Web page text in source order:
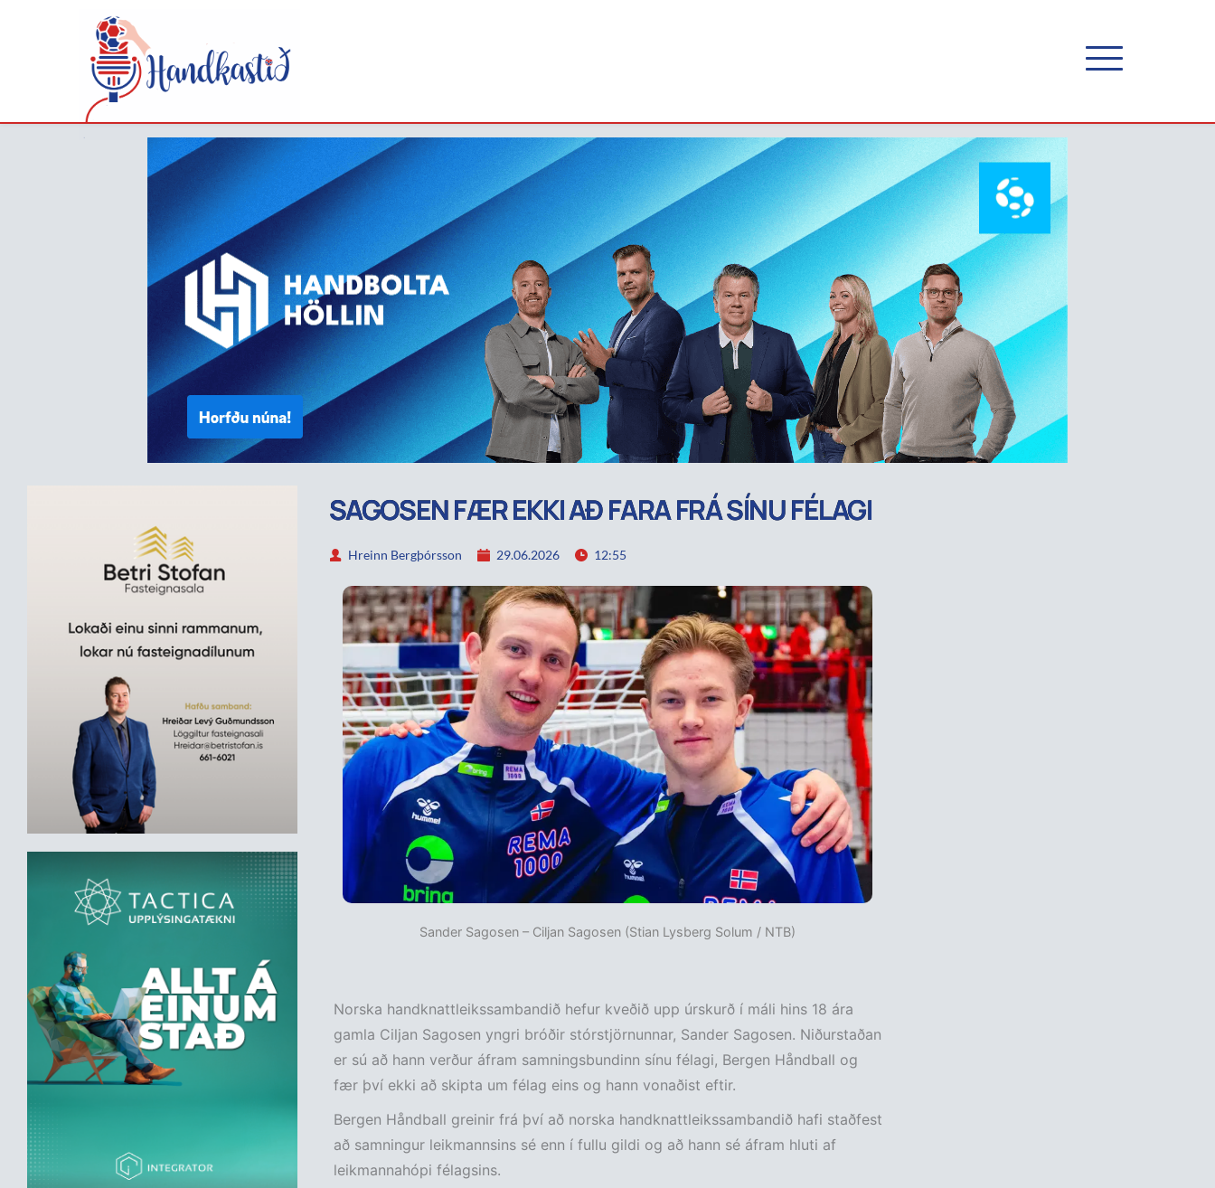
SAGOSEN FÆR EKKI AÐ FARA FRÁ SÍNU FÉLAGI
Hreinn Bergþórsson 29.06.2026 12:55
Sander Sagosen – Ciljan Sagosen (Stian Lysberg Solum / NTB)
Norska handknattleikssambandið hefur kveðið upp úrskurð í máli hins 18 ára
gamla Ciljan Sagosen yngri bróðir stórstjörnunnar, Sander Sagosen. Niðurstaðan
er sú að hann verður áfram samningsbundinn sínu félagi, Bergen Håndball og
fær því ekki að skipta um félag eins og hann vonaðist eftir.
Bergen Håndball greinir frá því að norska handknattleikssambandið hafi staðfest
að samningur leikmannsins sé enn í fullu gildi og að hann sé áfram hluti af
leikmannahópi félagsins.